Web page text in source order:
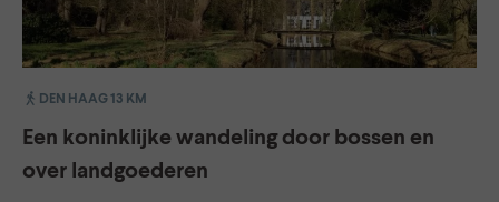
DEN HAAG 13 KM
Een koninklijke wandeling door bossen en
over landgoederen